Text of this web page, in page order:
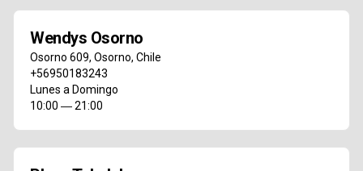
Wendys Osorno
Osorno 609, Osorno, Chile
+56950183243
Lunes a Domingo
10:00 ― 21:00